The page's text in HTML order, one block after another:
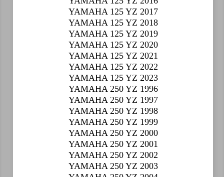
YAMAHA 125 YZ 2017
YAMAHA 125 YZ 2018
YAMAHA 125 YZ 2019
YAMAHA 125 YZ 2020
YAMAHA 125 YZ 2021
YAMAHA 125 YZ 2022
YAMAHA 125 YZ 2023
YAMAHA 250 YZ 1996
YAMAHA 250 YZ 1997
YAMAHA 250 YZ 1998
YAMAHA 250 YZ 1999
YAMAHA 250 YZ 2000
YAMAHA 250 YZ 2001
YAMAHA 250 YZ 2002
YAMAHA 250 YZ 2003